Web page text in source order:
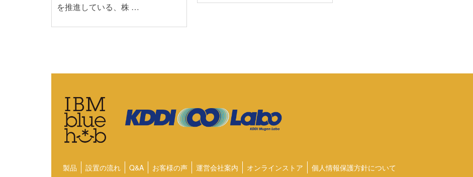
を推進している、株 …
製品 設置の流れ Q&A お客様の声 運営会社案内 オンラインストア 個人情報保護方針について